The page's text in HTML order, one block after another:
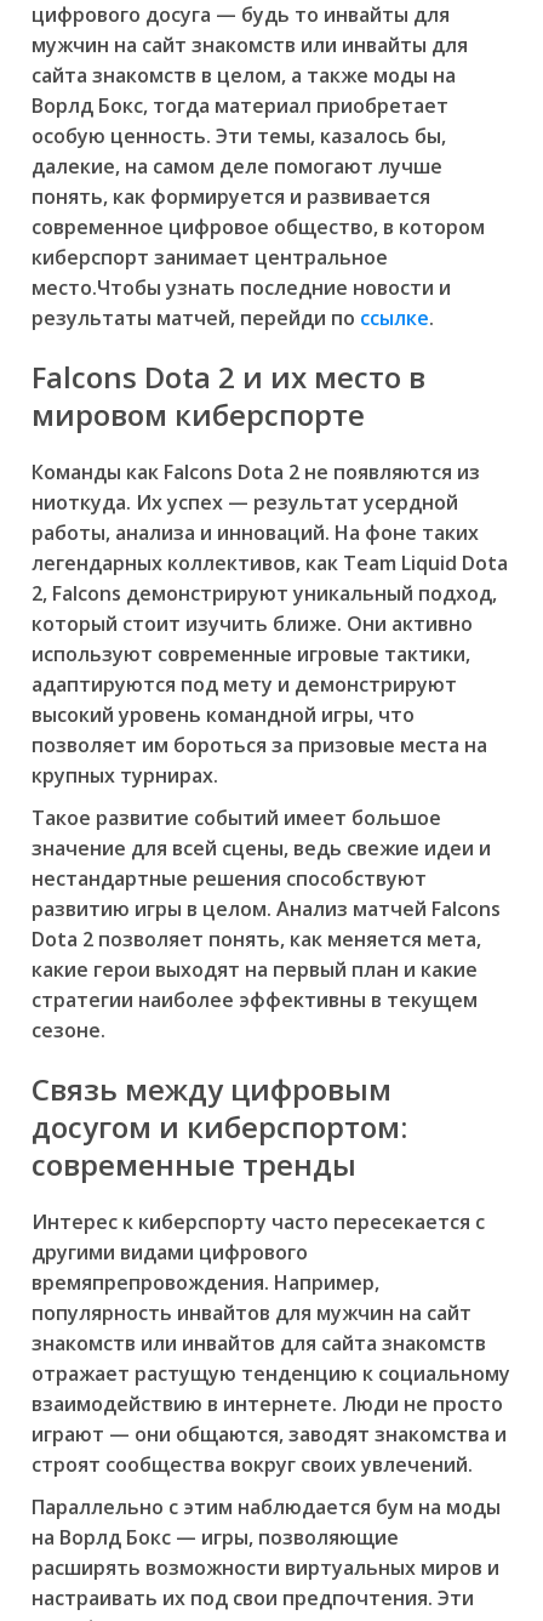
цифрового досуга — будь то инвайты для
мужчин на сайт знакомств или инвайты для
сайта знакомств в целом, а также моды на
Ворлд Бокс, тогда материал приобретает
особую ценность. Эти темы, казалось бы,
далекие, на самом деле помогают лучше
понять, как формируется и развивается
современное цифровое общество, в котором
киберспорт занимает центральное
место.Чтобы узнать последние новости и
результаты матчей, перейди по ссылке.
Falcons Dota 2 и их место в
мировом киберспорте
Команды как Falcons Dota 2 не появляются из
ниоткуда. Их успех — результат усердной
работы, анализа и инноваций. На фоне таких
легендарных коллективов, как Team Liquid Dota
2, Falcons демонстрируют уникальный подход,
который стоит изучить ближе. Они активно
используют современные игровые тактики,
адаптируются под мету и демонстрируют
высокий уровень командной игры, что
позволяет им бороться за призовые места на
крупных турнирах.
Такое развитие событий имеет большое
значение для всей сцены, ведь свежие идеи и
нестандартные решения способствуют
развитию игры в целом. Анализ матчей Falcons
Dota 2 позволяет понять, как меняется мета,
какие герои выходят на первый план и какие
стратегии наиболее эффективны в текущем
сезоне.
Связь между цифровым
досугом и киберспортом:
современные тренды
Интерес к киберспорту часто пересекается с
другими видами цифрового
времяпрепровождения. Например,
популярность инвайтов для мужчин на сайт
знакомств или инвайтов для сайта знакомств
отражает растущую тенденцию к социальному
взаимодействию в интернете. Люди не просто
играют — они общаются, заводят знакомства и
строят сообщества вокруг своих увлечений.
Параллельно с этим наблюдается бум на моды
на Ворлд Бокс — игры, позволяющие
расширять возможности виртуальных миров и
настраивать их под свои предпочтения. Эти